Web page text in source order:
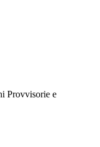
Provvisorie e